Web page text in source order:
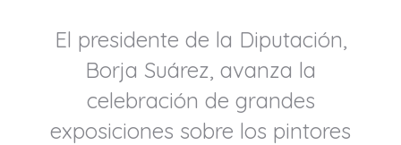
El presidente de la Diputación,
Borja Suárez, avanza la
celebración de grandes
exposiciones sobre los pintores